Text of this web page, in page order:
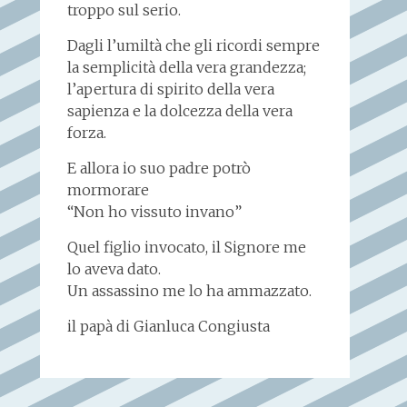
troppo sul serio.
Dagli l’umiltà che gli ricordi sempre
la semplicità della vera grandezza;
l’apertura di spirito della vera
sapienza e la dolcezza della vera
forza.
E allora io suo padre potrò
mormorare
“Non ho vissuto invano”
Quel figlio invocato, il Signore me
lo aveva dato.
Un assassino me lo ha ammazzato.
il papà di Gianluca Congiusta